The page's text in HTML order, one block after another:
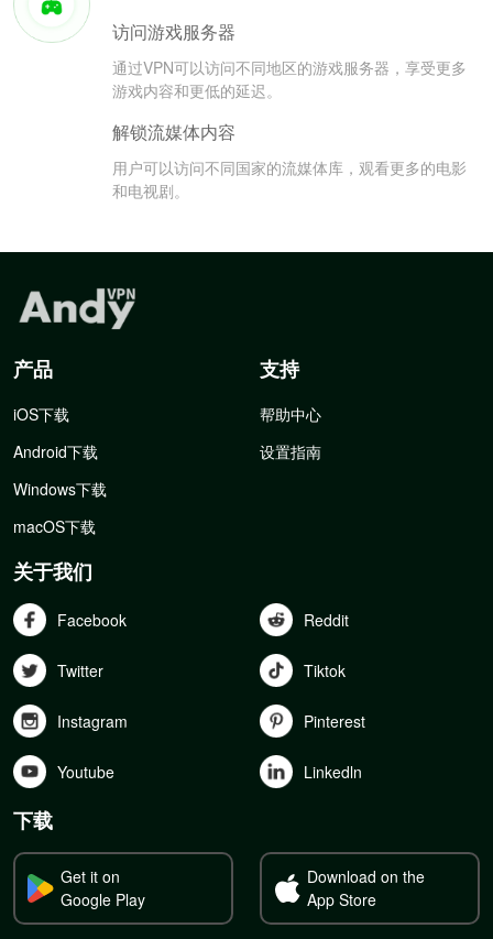
访问游戏服务器
通过VPN可以访问不同地区的游戏服务器，享受更多
游戏内容和更低的延迟。
解锁流媒体内容
用户可以访问不同国家的流媒体库，观看更多的电影
和电视剧。
产品
iOS下载
Android下载
Windows下载
macOS下载
支持
帮助中心
设置指南
关于我们
Facebook Reddit
Twitter Tiktok
Instagram Pinterest
Youtube Linkedln
下载
Get it on
Google Play
Download on the
App Store